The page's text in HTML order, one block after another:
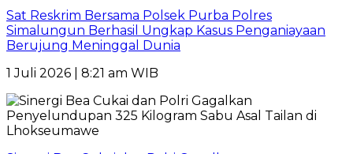
Sat Reskrim Bersama Polsek Purba Polres
Simalungun Berhasil Ungkap Kasus Penganiayaan
Berujung Meninggal Dunia
1 Juli 2026 | 8:21 am WIB